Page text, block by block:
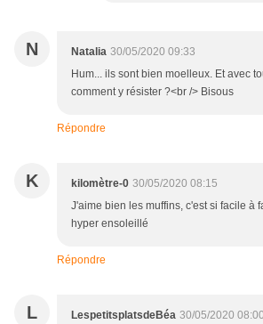
N Natalia 30/05/2020 09:33
Hum... ils sont bien moelleux. Et avec
comment y résister ?<br /> Bisous
Répondre
K kilomètre-0 30/05/2020 08:15
J'aime bien les muffins, c'est si facile à
hyper ensoleillé
Répondre
L LespetitsplatsdeBéa 30/05/2020 08:00